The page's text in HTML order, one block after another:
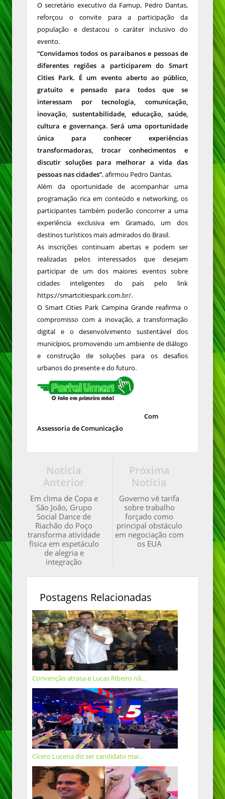
O secretário executivo da Famup, Pedro Dantas,
reforçou o convite para a participação da
população e destacou o caráter inclusivo do
evento.
“Convidamos todos os paraibanos e pessoas de
diferentes regiões a participarem do Smart
Cities Park. É um evento aberto ao público,
gratuito e pensado para todos que se
interessam por tecnologia, comunicação,
inovação, sustentabilidade, educação, saúde,
cultura e governança. Será uma oportunidade
única para conhecer experiências
transformadoras, trocar conhecimentos e
discutir soluções para melhorar a vida das
pessoas nas cidades”, afirmou Pedro Dantas.
Além da oportunidade de acompanhar uma
programação rica em conteúdo e networking, os
participantes também poderão concorrer a uma
experiência exclusiva em Gramado, um dos
destinos turísticos mais admirados do Brasil.
As inscrições continuam abertas e podem ser
realizadas pelos interessados que desejam
participar de um dos maiores eventos sobre
cidades inteligentes do país pelo link
https://smartcitiespark.com.br/.
O Smart Cities Park Campina Grande reafirma o
compromisso com a inovação, a transformação
digital e o desenvolvimento sustentável dos
municípios, promovendo um ambiente de diálogo
e construção de soluções para os desafios
urbanos do presente e do futuro.
Com
Assessoria de Comunicação
Próxima
Notícia
Governo vê tarifa
sobre trabalho
forçado como
principal obstáculo
em negociação com
os EUA
Notícia
Anterior
Em clima de Copa e
São João, Grupo
Social Dance de
Riachão do Poço
transforma atividade
física em espetáculo
de alegria e
integração
Postagens Relacionadas
Convenção atrasa e Lucas Ribeiro nã...
Cícero Lucena diz ser candidato mai...